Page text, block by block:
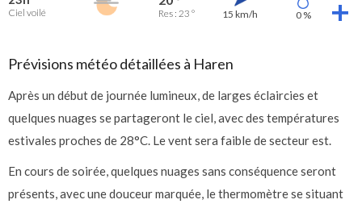
Ciel voilé Res : 23 ° 15 km/h 0 %
Prévisions météo détaillées à Haren
Après un début de journée lumineux, de larges éclaircies et
quelques nuages se partageront le ciel, avec des températures
estivales proches de 28°C. Le vent sera faible de secteur est.
En cours de soirée, quelques nuages sans conséquence seront
présents, avec une douceur marquée, le thermomètre se situant